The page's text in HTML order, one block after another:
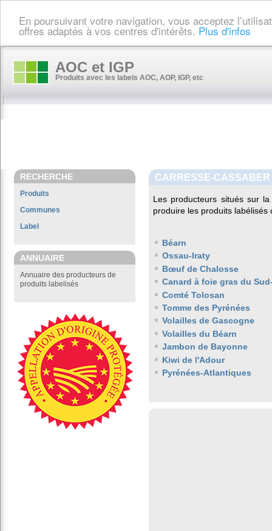
En poursuivant votre navigation, vous acceptez
offres adaptés à vos centres d'intérêts. Plus d'infos
AOC et IGP
Produits avec les labels AOC, AOP, IGP, etc
RECHERCHE
Produits
Communes
Label
ANNUAIRE
Annuaire des producteurs de
produits labelisés
CARRESSE-CASSABER
Les producteurs situés sur
produire les produits labélisés
Béarn
Ossau-Iraty
Bœuf de Chalosse
Canard à foie gras du
Comté Tolosan
Tomme des Pyrénées
Volailles de Gascogne
Volailles du Béarn
Jambon de Bayonne
Kiwi de l'Adour
Pyrénées-Atlantiques